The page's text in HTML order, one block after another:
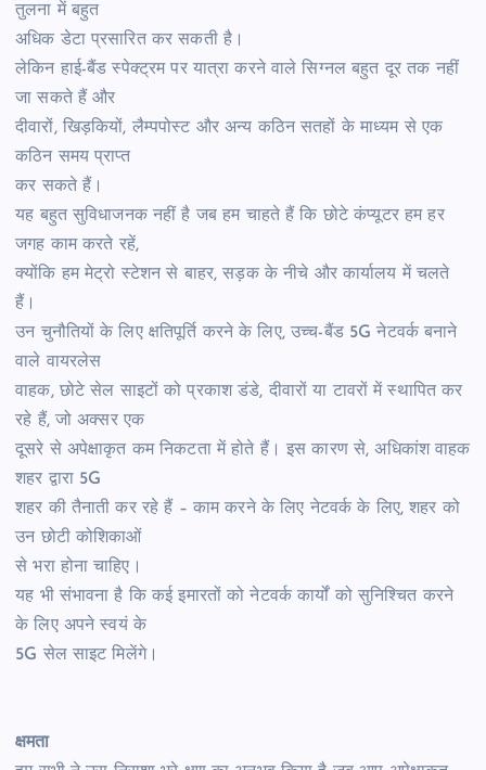
तुलना में बहुत
अधिक डेटा प्रसारित कर सकती है।
लेकिन हाई-बैंड स्पेक्ट्रम पर यात्रा करने वाले सिग्नल बहुत दूर तक नहीं
जा सकते हैं और
दीवारों, खिड़कियों, लैम्पपोस्ट और अन्य कठिन सतहों के माध्यम से एक
कठिन समय प्राप्त
कर सकते हैं।
यह बहुत सुविधाजनक नहीं है जब हम चाहते हैं कि छोटे कंप्यूटर हम हर
जगह काम करते रहें,
क्योंकि हम मेट्रो स्टेशन से बाहर, सड़क के नीचे और कार्यालय में चलते
हैं।
उन चुनौतियों के लिए क्षतिपूर्ति करने के लिए, उच्च-बैंड 5G नेटवर्क बनाने
वाले वायरलेस
वाहक, छोटे सेल साइटों को प्रकाश डंडे, दीवारों या टावरों में स्थापित कर
रहे हैं, जो अक्सर एक
दूसरे से अपेक्षाकृत कम निकटता में होते हैं। इस कारण से, अधिकांश वाहक
शहर द्वारा 5G
शहर की तैनाती कर रहे हैं – काम करने के लिए नेटवर्क के लिए, शहर को
उन छोटी कोशिकाओं
से भरा होना चाहिए।
यह भी संभावना है कि कई इमारतों को नेटवर्क कार्यों को सुनिश्चित करने
के लिए अपने स्वयं के
5G सेल साइट मिलेंगे।
क्षमता